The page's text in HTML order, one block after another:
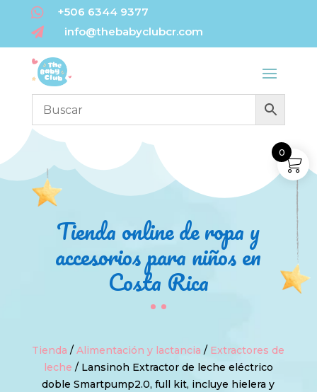
 +506 6344 9377
 info@thebabyclubcr.com
Tienda online de ropa y
accesorios para niños en
Costa Rica
Tienda /Alimentación y lactancia / Extractores de
leche / Lansinoh Extractor de leche eléctrico
doble Smartpump2.0, full kit, incluye hielera y
0